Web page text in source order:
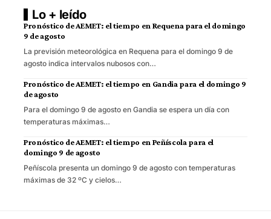
Lo + leído
Pronóstico de AEMET: el tiempo en Requena para el domingo
9 de agosto
La previsión meteorológica en Requena para el domingo 9 de
agosto indica intervalos nubosos con…
Pronóstico de AEMET: el tiempo en Gandia para el domingo 9
de agosto
Para el domingo 9 de agosto en Gandia se espera un día con
temperaturas máximas…
Pronóstico de AEMET: el tiempo en Peñíscola para el
domingo 9 de agosto
Peñíscola presenta un domingo 9 de agosto con temperaturas
máximas de 32 ºC y cielos…